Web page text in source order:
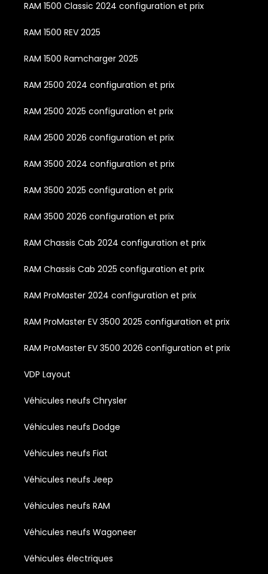
RAM 1500 Classic 2024 configuration et prix
RAM 1500 REV 2025
RAM 1500 Ramcharger 2025
RAM 2500 2024 configuration et prix
RAM 2500 2025 configuration et prix
RAM 2500 2026 configuration et prix
RAM 3500 2024 configuration et prix
RAM 3500 2025 configuration et prix
RAM 3500 2026 configuration et prix
RAM Chassis Cab 2024 configuration et prix
RAM Chassis Cab 2025 configuration et prix
RAM ProMaster 2024 configuration et prix
RAM ProMaster EV 3500 2025 configuration et prix
RAM ProMaster EV 3500 2026 configuration et prix
VDP Layout
Véhicules neufs Chrysler
Véhicules neufs Dodge
Véhicules neufs Fiat
Véhicules neufs Jeep
Véhicules neufs RAM
Véhicules neufs Wagoneer
Véhicules électriques